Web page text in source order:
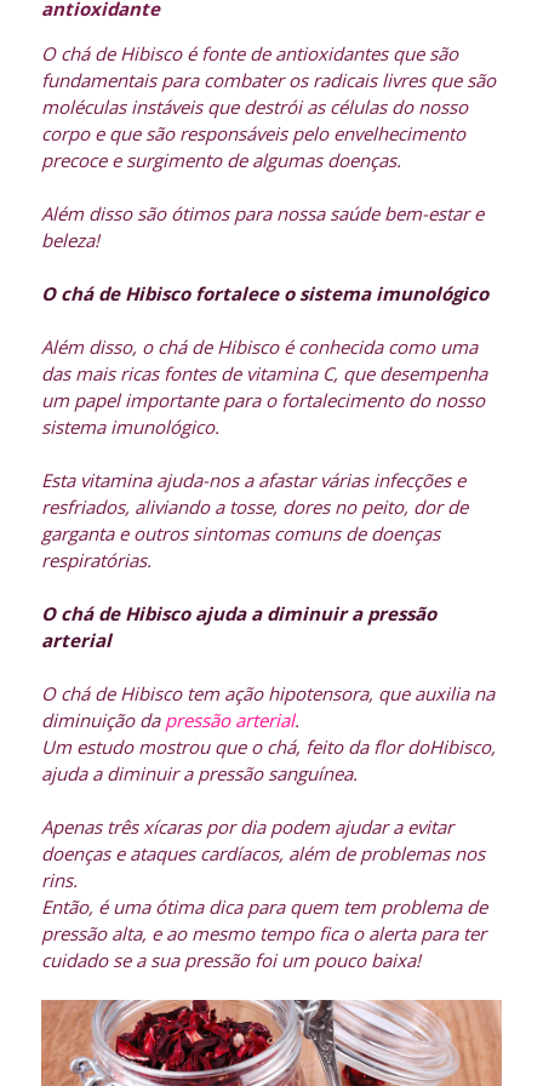
antioxidante
O chá de Hibisco é fonte de antioxidantes que são
fundamentais para combater os radicais livres que são
moléculas instáveis que destrói as células do nosso
corpo e que são responsáveis pelo envelhecimento
precoce e surgimento de algumas doenças.
Além disso são ótimos para nossa saúde bem-estar e
beleza!
O chá de Hibisco fortalece o sistema imunológico
Além disso, o chá de Hibisco é conhecida como uma
das mais ricas fontes de vitamina C, que desempenha
um papel importante para o fortalecimento do nosso
sistema imunológico.
Esta vitamina ajuda-nos a afastar várias infecções e
resfriados, aliviando a tosse, dores no peito, dor de
garganta e outros sintomas comuns de doenças
respiratórias.
O chá de Hibisco ajuda a diminuir a pressão
arterial
O chá de Hibisco tem ação hipotensora, que auxilia na
diminuição dapressão arterial.
Um estudo mostrou que o chá, feito da flor doHibisco,
ajuda a diminuir a pressão sanguínea.
Apenas três xícaras por dia podem ajudar a evitar
doenças e ataques cardíacos, além de problemas nos
rins.
Então, é uma ótima dica para quem tem problema de
pressão alta, e ao mesmo tempo fica o alerta para ter
cuidado se a sua pressão foi um pouco baixa!